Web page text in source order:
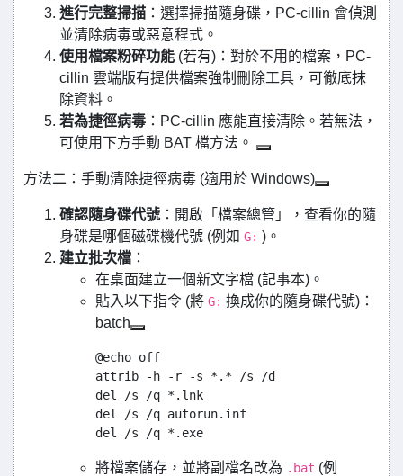
進行完整掃描 ：選擇掃描隨身碟，PC-cillin 會偵測
並清除病毒或惡意程式。
使用檔案粉碎功能 (若有)：對於不用的檔案，PC-
cillin 雲端版有提供檔案強制刪除工具，可徹底抹
除資料。
若為捷徑病毒 ：PC-cillin 應能直接清除。若無法，
可使用下方手動 BAT 檔方法。
方法二：手動清除捷徑病毒 (適用於 Windows)
確認隨身碟代號 ：開啟「檔案總管」，查看你的隨
身碟是哪個磁碟機代號 (例如 G: )。
建立批次檔 ：
在桌面建立一個新文字檔 (記事本)。
貼入以下指令 (將 G: 換成你的隨身碟代號)：
batch
@echo off
attrib -h -r -s *.* /s /d
del /s /q *.lnk
del /s /q autorun.inf
將檔案儲存，並將副檔名改為 .bat (例